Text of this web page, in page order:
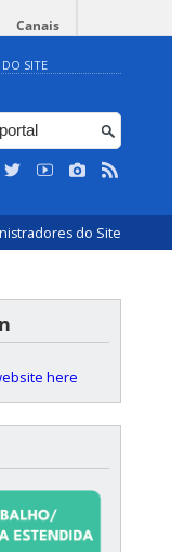
Canais
SITE
do Site
here